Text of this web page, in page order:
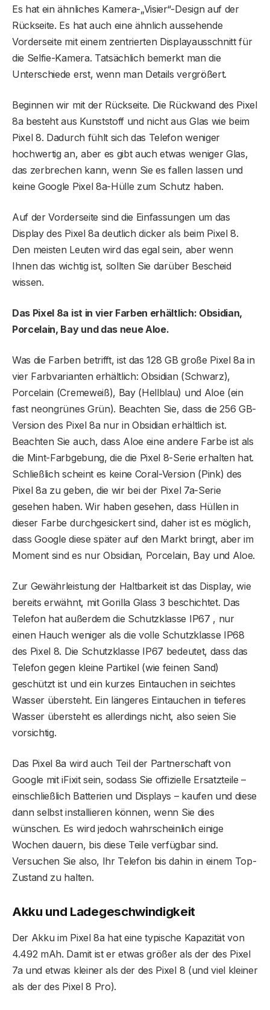
Es hat ein ähnliches Kamera-„Visier“-Design auf der
Rückseite. Es hat auch eine ähnlich aussehende
Vorderseite mit einem zentrierten Displayausschnitt für
die Selfie-Kamera. Tatsächlich bemerkt man die
Unterschiede erst, wenn man Details vergrößert.
Beginnen wir mit der Rückseite. Die Rückwand des Pixel
8a besteht aus Kunststoff und nicht aus Glas wie beim
Pixel 8. Dadurch fühlt sich das Telefon weniger
hochwertig an, aber es gibt auch etwas weniger Glas,
das zerbrechen kann, wenn Sie es fallen lassen und
keine Google Pixel 8a-Hülle zum Schutz haben.
Auf der Vorderseite sind die Einfassungen um das
Display des Pixel 8a deutlich dicker als beim Pixel 8.
Den meisten Leuten wird das egal sein, aber wenn
Ihnen das wichtig ist, sollten Sie darüber Bescheid
wissen.
Das Pixel 8a ist in vier Farben erhältlich: Obsidian,
Porcelain, Bay und das neue Aloe.
Was die Farben betrifft, ist das 128 GB große Pixel 8a in
vier Farbvarianten erhältlich: Obsidian (Schwarz),
Porcelain (Cremeweiß), Bay (Hellblau) und Aloe (ein
fast neongrünes Grün). Beachten Sie, dass die 256 GB-
Version des Pixel 8a nur in Obsidian erhältlich ist.
Beachten Sie auch, dass Aloe eine andere Farbe ist als
die Mint-Farbgebung, die die Pixel 8-Serie erhalten hat.
Schließlich scheint es keine Coral-Version (Pink) des
Pixel 8a zu geben, die wir bei der Pixel 7a-Serie
gesehen haben. Wir haben gesehen, dass Hüllen in
dieser Farbe durchgesickert sind, daher ist es möglich,
dass Google diese später auf den Markt bringt, aber im
Moment sind es nur Obsidian, Porcelain, Bay und Aloe.
Zur Gewährleistung der Haltbarkeit ist das Display, wie
bereits erwähnt, mit Gorilla Glass 3 beschichtet. Das
Telefon hat außerdem die Schutzklasse IP67 , nur
einen Hauch weniger als die volle Schutzklasse IP68
des Pixel 8. Die Schutzklasse IP67 bedeutet, dass das
Telefon gegen kleine Partikel (wie feinen Sand)
geschützt ist und ein kurzes Eintauchen in seichtes
Wasser übersteht. Ein längeres Eintauchen in tieferes
Wasser übersteht es allerdings nicht, also seien Sie
vorsichtig.
Das Pixel 8a wird auch Teil der Partnerschaft von
Google mit iFixit sein, sodass Sie offizielle Ersatzteile –
einschließlich Batterien und Displays – kaufen und diese
dann selbst installieren können, wenn Sie dies
wünschen. Es wird jedoch wahrscheinlich einige
Wochen dauern, bis diese Teile verfügbar sind.
Versuchen Sie also, Ihr Telefon bis dahin in einem Top-
Zustand zu halten.
Akku und Ladegeschwindigkeit
Der Akku im Pixel 8a hat eine typische Kapazität von
4.492 mAh. Damit ist er etwas größer als der des Pixel
7a und etwas kleiner als der des Pixel 8 (und viel kleiner
als der des Pixel 8 Pro).